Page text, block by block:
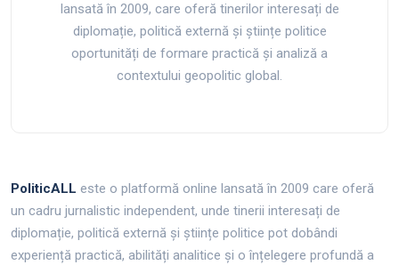
lansată în 2009, care oferă tinerilor interesați de
diplomație, politică externă și științe politice
oportunități de formare practică și analiză a
contextului geopolitic global.
PoliticALL este o platformă online lansată în 2009 care oferă
un cadru jurnalistic independent, unde tinerii interesați de
diplomație, politică externă și științe politice pot dobândi
experiență practică, abilități analitice și o înțelegere profundă a